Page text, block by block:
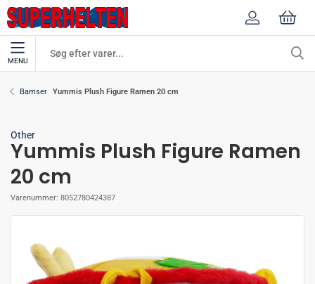
MENU
Bamser Yummis Plush Figure Ramen 20 cm
Other
Yummis Plush Figure Ramen
20 cm
Varenummer: 8052780424387